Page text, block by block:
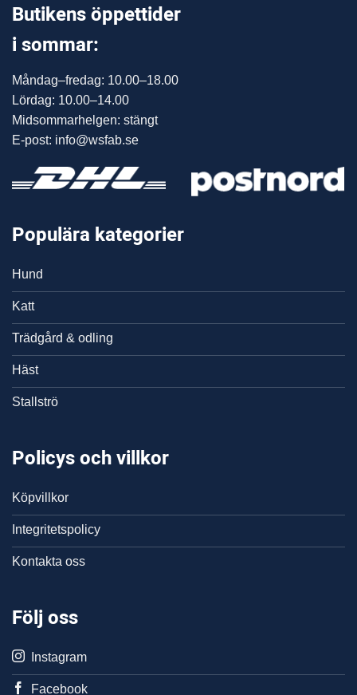
Butikens öppettider
i sommar:
Måndag–fredag: 10.00–18.00
Lördag: 10.00–14.00
Midsommarhelgen: stängt
E-post: info@wsfab.se
Populära kategorier
Hund
Katt
Trädgård & odling
Häst
Stallströ
Policys och villkor
Köpvillkor
Integritetspolicy
Kontakta oss
Följ oss
Instagram
Facebook